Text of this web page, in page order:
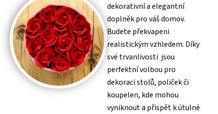
dekorativní a elegantní
doplněk pro váš domov.
Budete překvapeni
realistickým vzhledem. Díky
své trvanlivosti jsou
perfektní volbou pro
dekoraci stolů, poliček či
koupelen, kde mohou
vyniknout a přispět k útulné